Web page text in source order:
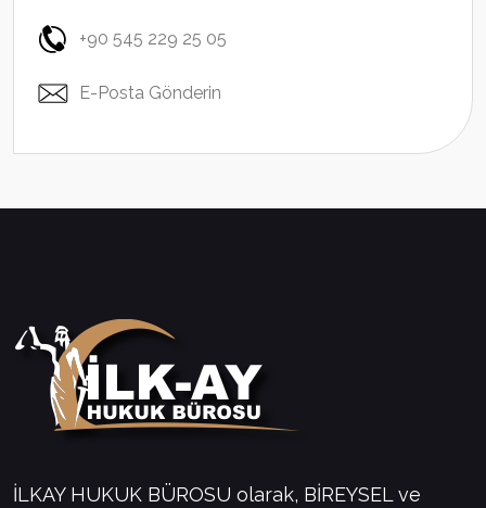
+90 545 229 25 05
E-Posta Gönderin
İLKAY HUKUK BÜROSU olarak, BİREYSEL ve